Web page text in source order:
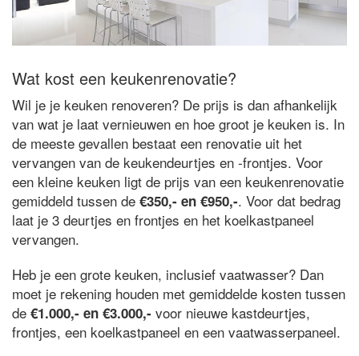
Wat kost een keukenrenovatie?
Wil je je keuken renoveren? De prijs is dan afhankelijk
van wat je laat vernieuwen en hoe groot je keuken is. In
de meeste gevallen bestaat een renovatie uit het
vervangen van de keukendeurtjes en -frontjes. Voor
een kleine keuken ligt de prijs van een keukenrenovatie
gemiddeld tussen de €350,- en €950,-. Voor dat bedrag
laat je 3 deurtjes en frontjes en het koelkastpaneel
vervangen.
Heb je een grote keuken, inclusief vaatwasser? Dan
moet je rekening houden met gemiddelde kosten tussen
de €1.000,- en €3.000,- voor nieuwe kastdeurtjes,
frontjes, een koelkastpaneel en een vaatwasserpaneel.